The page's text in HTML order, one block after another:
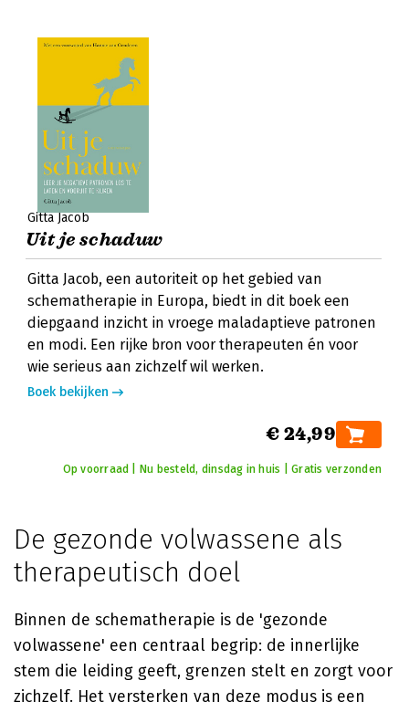
Gitta Jacob
Uit je schaduw
Gitta Jacob, een autoriteit op het gebied van
schematherapie in Europa, biedt in dit boek een
diepgaand inzicht in vroege maladaptieve patronen
en modi. Een rijke bron voor therapeuten én voor
wie serieus aan zichzelf wil werken.
Boek bekijken
€ 24,99
Op voorraad | Nu besteld, dinsdag in huis | Gratis verzonden
De gezonde volwassene als
therapeutisch doel
Binnen de schematherapie is de 'gezonde
volwassene' een centraal begrip: de innerlijke
stem die leiding geeft, grenzen stelt en zorgt voor
zichzelf. Het versterken van deze modus is een